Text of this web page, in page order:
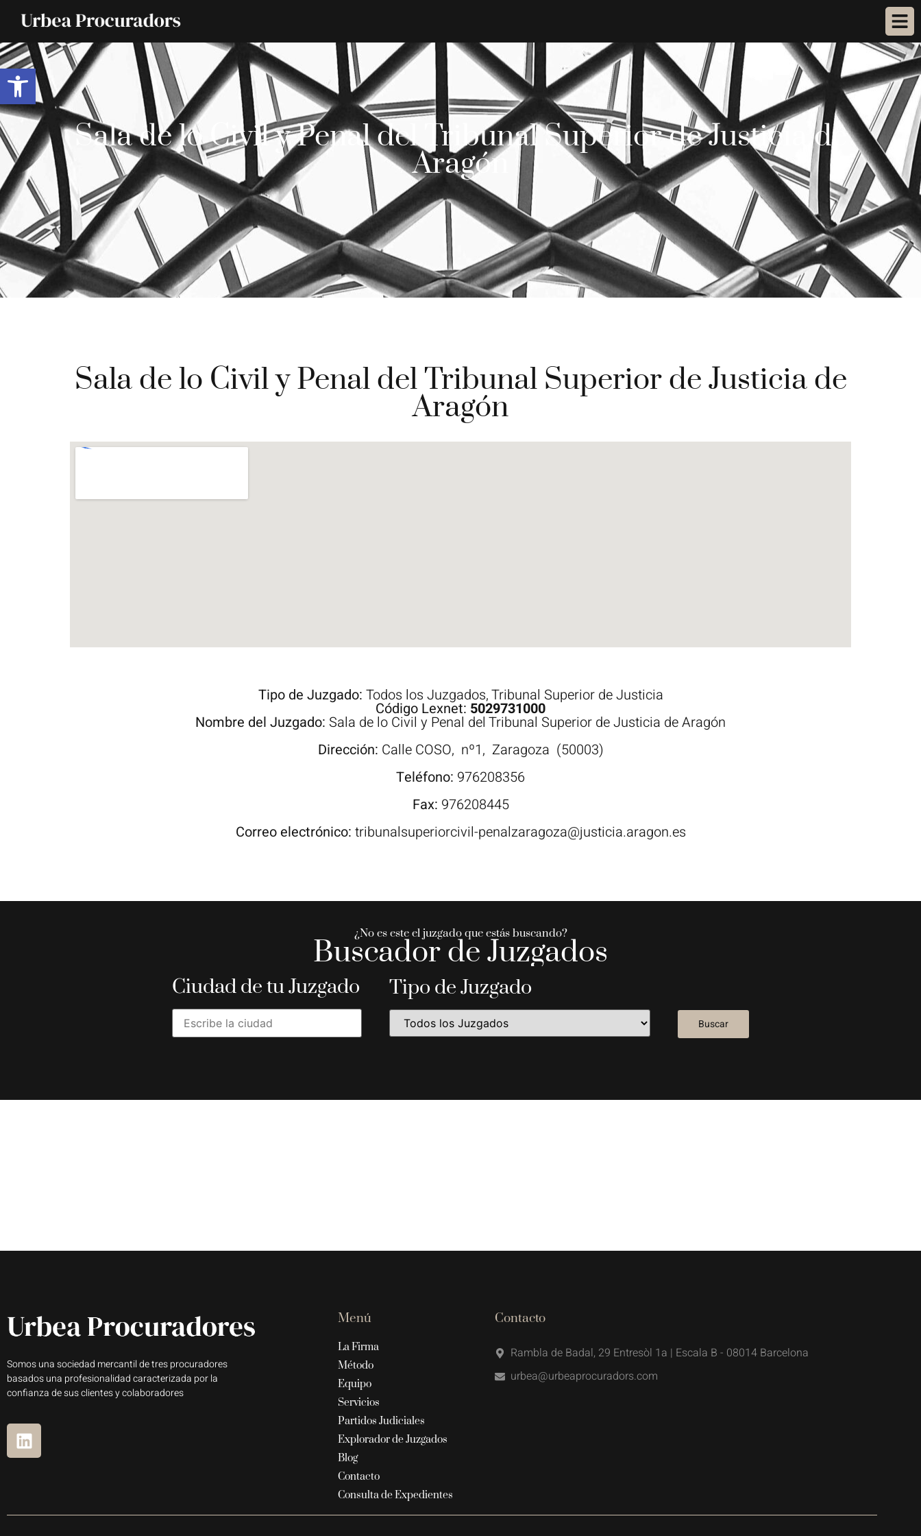
Abrir barra de herramientas
Sala de lo Civil y Penal del Tribunal Superior de Justicia de
Aragón
Sala de lo Civil y Penal del Tribunal Superior de Justicia de
Aragón
Tipo de Juzgado: Todos los Juzgados,Tribunal Superior de Justicia
Código Lexnet: 5029731000
Nombre del Juzgado: Sala de lo Civil y Penal del Tribunal Superior de Justicia de Aragón
Dirección: Calle COSO, nº1, Zaragoza (50003)
Teléfono: 976208356
Fax: 976208445
Correo electrónico: tribunalsuperiorcivil-penalzaragoza@justicia.aragon.es
¿No es este el juzgado que estás buscando?
Buscador de Juzgados
Ciudad de tu Juzgado Tipo de Juzgado
Somos una sociedad mercantil de tres procuradores
basados una profesionalidad caracterizada por la
confianza de sus clientes y colaboradores
Menú
La Firma
Método
Equipo
Servicios
Partidos Judiciales
Explorador de Juzgados
Blog
Contacto
Consulta de Expedientes
Contacto
Rambla de Badal, 29 Entresòl 1a | Escala B - 08014 Barcelona
urbea@urbeaprocuradors.com